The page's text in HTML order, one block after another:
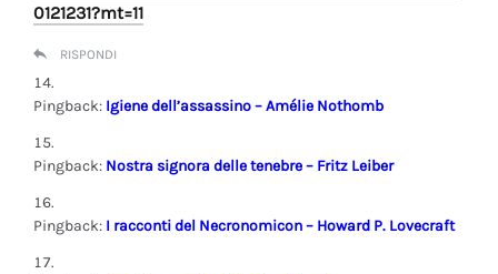
0121231?mt=11
RISPONDI
Pingback: Igiene dell’assassino – Amélie Nothomb
Pingback: Nostra signora delle tenebre – Fritz Leiber
Pingback: I racconti del Necronomicon – Howard P. Lovecraft